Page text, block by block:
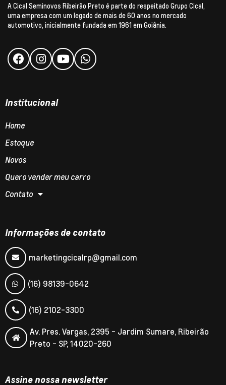
A Cical Seminovos Ribeirão Preto é parte do respeitado Grupo Cical,
uma empresa com um legado de mais de 60 anos no mercado
automotivo, inicialmente fundada em 1961 em Goiânia.
Institucional
Home
Estoque
Novos
Quero vender meu carro
Contato
Informações de contato
marketingcicalrp@gmail.com
(16) 98139-0642
(16) 2102-3300
Av. Pres. Vargas, 2395 - Jardim Sumare, Ribeirão
Preto - SP, 14020-260
Assine nossa newsletter